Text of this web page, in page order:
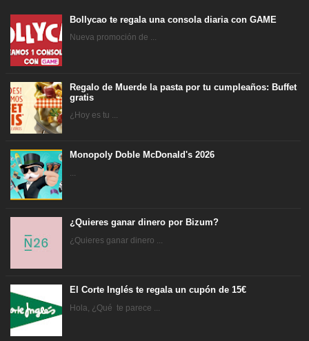
Bollycao te regala una consola diaria con GAME
Nueva promoción de ...
Regalo de Muerde la pasta por tu cumpleaños: Buffet
gratis
¿Hoy es tu ...
Monopoly Doble McDonald's 2026
¿Quieres ganar dinero por Bizum?
¿Quieres ganar dinero ...
El Corte Inglés te regala un cupón de 15€
Hola, ¿Qué te parece ...